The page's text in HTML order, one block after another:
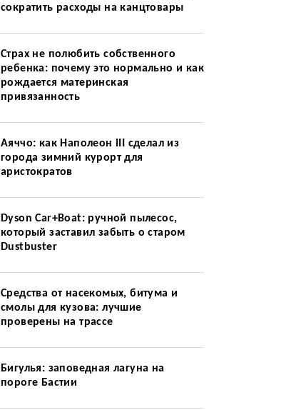
сократить расходы на канцтовары
Страх не полюбить собственного
ребенка: почему это нормально и как
рождается материнская
привязанность
Аяччо: как Наполеон III сделал из
города зимний курорт для
аристократов
Dyson Car+Boat: ручной пылесос,
который заставил забыть о старом
Dustbuster
Средства от насекомых, битума и
смолы для кузова: лучшие
проверены на трассе
Бигулья: заповедная лагуна на
пороге Бастии